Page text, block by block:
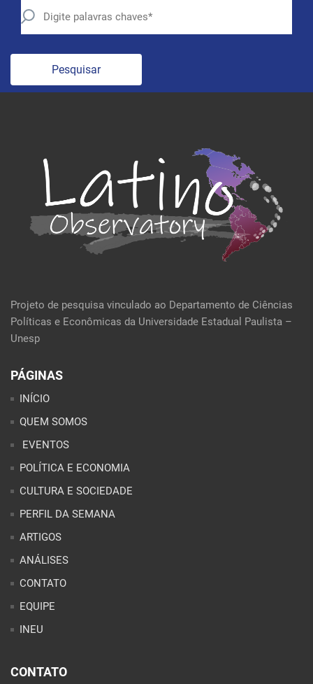
Pesquisar
Projeto de pesquisa vinculado ao Departamento de Ciências
Políticas e Econômicas da Universidade Estadual Paulista –
Unesp
PÁGINAS
INÍCIO
QUEM SOMOS
EVENTOS
POLÍTICA E ECONOMIA
CULTURA E SOCIEDADE
PERFIL DA SEMANA
ARTIGOS
ANÁLISES
CONTATO
EQUIPE
INEU
CONTATO